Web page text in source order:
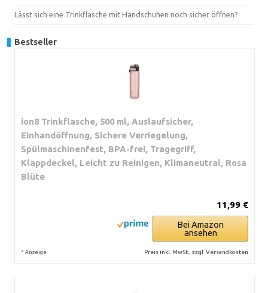
Lässt sich eine Trinkflasche mit Handschuhen noch sicher öffnen?
Bestseller
ion8 Trinkflasche, 500 ml, Auslaufsicher,
Einhandöffnung, Sichere Verriegelung,
Spülmaschinenfest, BPA-frei, Tragegriff,
Klappdeckel, Leicht zu Reinigen, Klimaneutral, Rosa
Blüte
11,99 €
Bei Amazon
ansehen
* Anzeige Preis inkl. MwSt., zzgl. Versandkosten